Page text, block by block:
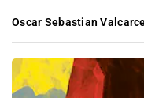
Oscar Sebastian